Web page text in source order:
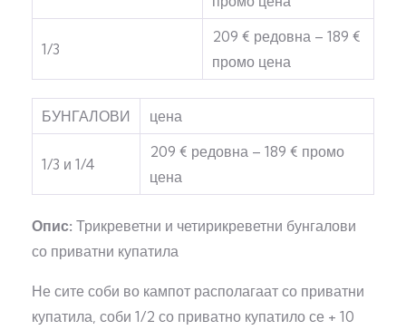
1/3
209 € редовна – 189 €
промо цена
БУНГАЛОВИ цена
1/3 и 1/4
209 € редовна – 189 € промо
цена
Опис: Трикреветни и четирикреветни бунгалови
со приватни купатила
Не сите соби во кампот располагаат со приватни
купатила, соби 1/2 со приватно купатило се + 10